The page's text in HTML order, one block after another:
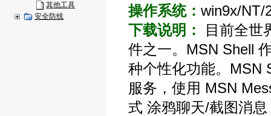
其他工具
安全防线
操作系统： win9x/NT/
下载说明：
目前全世
件之一。MSN Shell
种个性化功能。MSN
服务，使用 MSN
式 涂鸦聊天/截图消